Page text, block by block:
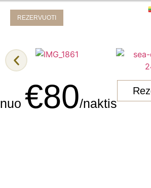
REZERVUOTI
nuo €80/naktis